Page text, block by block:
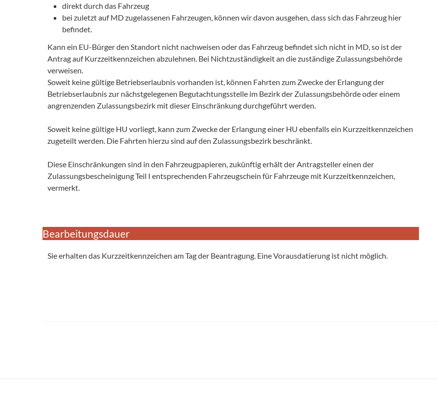
direkt durch das Fahrzeug
bei zuletzt auf MD zugelassenen Fahrzeugen, können wir davon ausgehen, dass sich das Fahrzeug hier
befindet.
Kann ein EU-Bürger den Standort nicht nachweisen oder das Fahrzeug befindet sich nicht in MD, so ist der
Antrag auf Kurzzeitkennzeichen abzulehnen. Bei Nichtzuständigkeit an die zuständige Zulassungsbehörde
verweisen.
Soweit keine gültige Betriebserlaubnis vorhanden ist, können Fahrten zum Zwecke der Erlangung der
Betriebserlaubnis zur nächstgelegenen Begutachtungsstelle im Bezirk der Zulassungsbehörde oder einem
angrenzenden Zulassungsbezirk mit dieser Einschränkung durchgeführt werden.
Soweit keine gültige HU vorliegt, kann zum Zwecke der Erlangung einer HU ebenfalls ein Kurzzeitkennzeichen
zugeteilt werden. Die Fahrten hierzu sind auf den Zulassungsbezirk beschränkt.
Diese Einschränkungen sind in den Fahrzeugpapieren, zukünftig erhält der Antragsteller einen der
Zulassungsbescheinigung Teil I entsprechenden Fahrzeugschein für Fahrzeuge mit Kurzzeitkennzeichen,
vermerkt.
Bearbeitungsdauer
Sie erhalten das Kurzzeitkennzeichen am Tag der Beantragung. Eine Vorausdatierung ist nicht möglich.